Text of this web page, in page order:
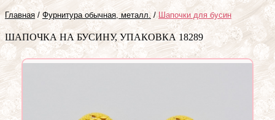
Главная / Фурнитура обычная, металл. / Шапочки для бусин
ШАПОЧКА НА БУСИНУ, УПАКОВКА 18289